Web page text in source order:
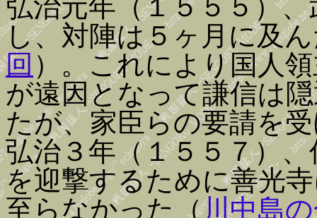
弘治元年（１５５５）
し、対陣は５ヶ月に及
回 ）。これにより国人
が遠因となって謙信は
たが、家臣らの要請を
弘治３年（１５５７）
を迎撃するために善光
至らなかった（川中島